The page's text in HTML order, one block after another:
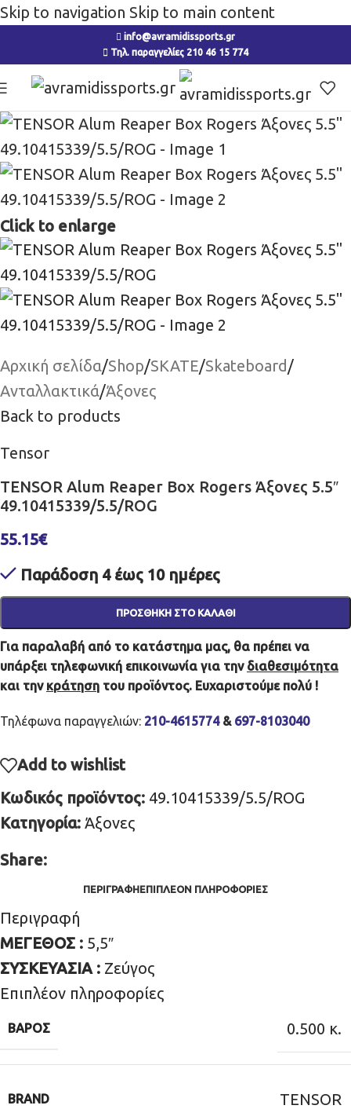
Skip to navigation Skip to main content
info@avramidissports.gr
Τηλ. παραγγελίες 210 46 15 774
Click to enlarge
Αρχική σελίδα/Shop/SKATE/Skateboard/
Ανταλλακτικά/Άξονες
Back to products
Tensor
TENSOR Alum Reaper Box Rogers Άξονες 5.5″
49.10415339/5.5/ROG
55.15€
Παράδοση 4 έως 10 ημέρες
ΠΡΟΣΘΉΚΗ ΣΤΟ ΚΑΛΆΘΙ
Για παραλαβή από το κατάστημα μας, θα πρέπει να
υπάρξει τηλεφωνική επικοινωνία για την διαθεσιμότητα
και την κράτηση του προϊόντος. Ευχαριστούμε πολύ !
Τηλέφωνα παραγγελιών: 210-4615774& 697-8103040
Add to wishlist
Κωδικός προϊόντος: 49.10415339/5.5/ROG
Κατηγορία: Άξονες
Share:
ΠΕΡΙΓΡΑΦΉΕΠΙΠΛΈΟΝ ΠΛΗΡΟΦΟΡΊΕΣ
Περιγραφή
ΜΕΓΕΘΟΣ : 5,5″
ΣΥΣΚΕΥΑΣΙΑ : Ζεύγος
Επιπλέον πληροφορίες
ΒΆΡΟΣ 0.500 κ.
BRAND TENSOR